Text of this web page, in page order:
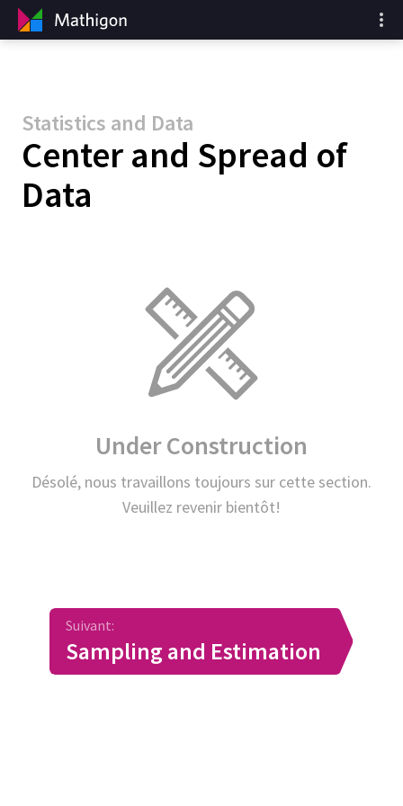
Statistics and Data
Center and Spread of
Data
Under Construction
Désolé, nous travaillons toujours sur cette section.
Veuillez revenir bientôt!
Suivant:
Sampling and Estimation